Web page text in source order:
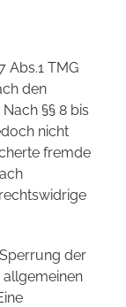
Abs.1 TMG
den
§§ 8 bis
nicht
fremde
der